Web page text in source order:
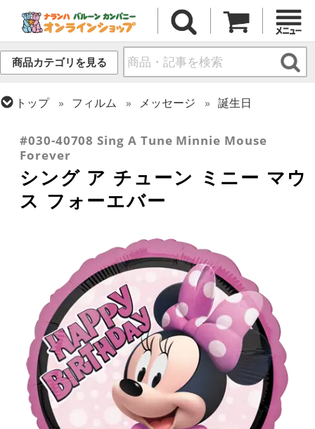
商品カテゴリを見る
トップ フィルム メッセージ
誕生日
#030-40708 Sing A Tune Minnie Mouse
Forever
シング ア チューン ミニー マウ
ス フォーエバー